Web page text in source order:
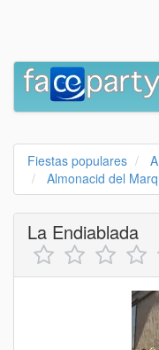
Fiestas populares
Almonacid del
La Endiablada